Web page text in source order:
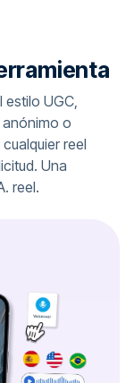
UGC,
o
reel
Una
reel.